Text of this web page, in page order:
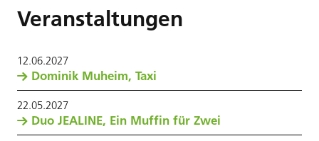
Veranstaltungen
12.06.2027
Dominik Muheim, Taxi
22.05.2027
Duo JEALINE, Ein Muffin für Zwei